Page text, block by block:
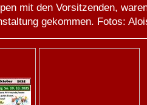
mit den Vorsitzenden,
gekommen. Fotos: